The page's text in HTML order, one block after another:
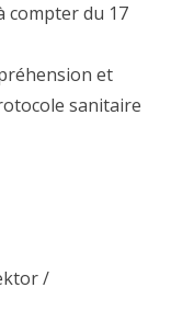
compter du 17
et
sanitaire
/